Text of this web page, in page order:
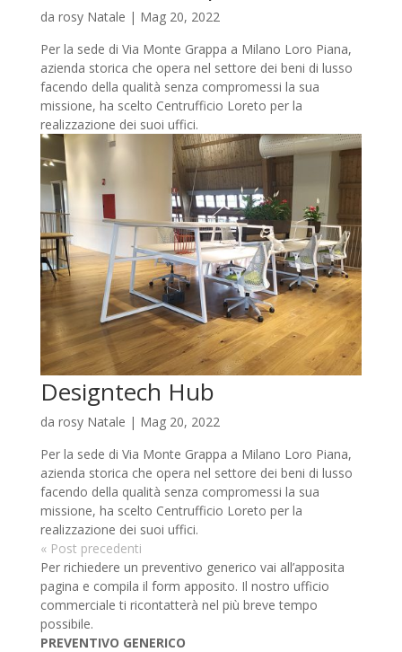
da rosy Natale | Mag 20, 2022
Per la sede di Via Monte Grappa a Milano Loro Piana,
azienda storica che opera nel settore dei beni di lusso
facendo della qualità senza compromessi la sua
missione, ha scelto Centrufficio Loreto per la
realizzazione dei suoi uffici.
Designtech Hub
da rosy Natale | Mag 20, 2022
Per la sede di Via Monte Grappa a Milano Loro Piana,
azienda storica che opera nel settore dei beni di lusso
facendo della qualità senza compromessi la sua
missione, ha scelto Centrufficio Loreto per la
realizzazione dei suoi uffici.
« Post precedenti
Per richiedere un preventivo generico vai all’apposita
pagina e compila il form apposito. Il nostro ufficio
commerciale ti ricontatterà nel più breve tempo
possibile.
PREVENTIVO GENERICO